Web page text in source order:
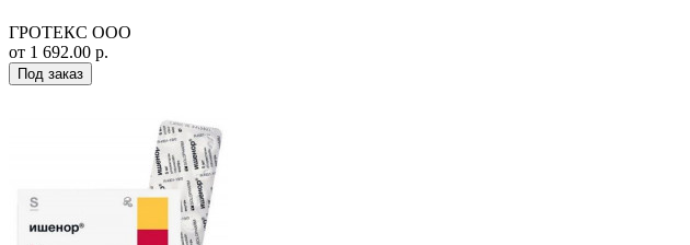
ГРОТЕКС ООО
от 1 692.00 р.
Под заказ